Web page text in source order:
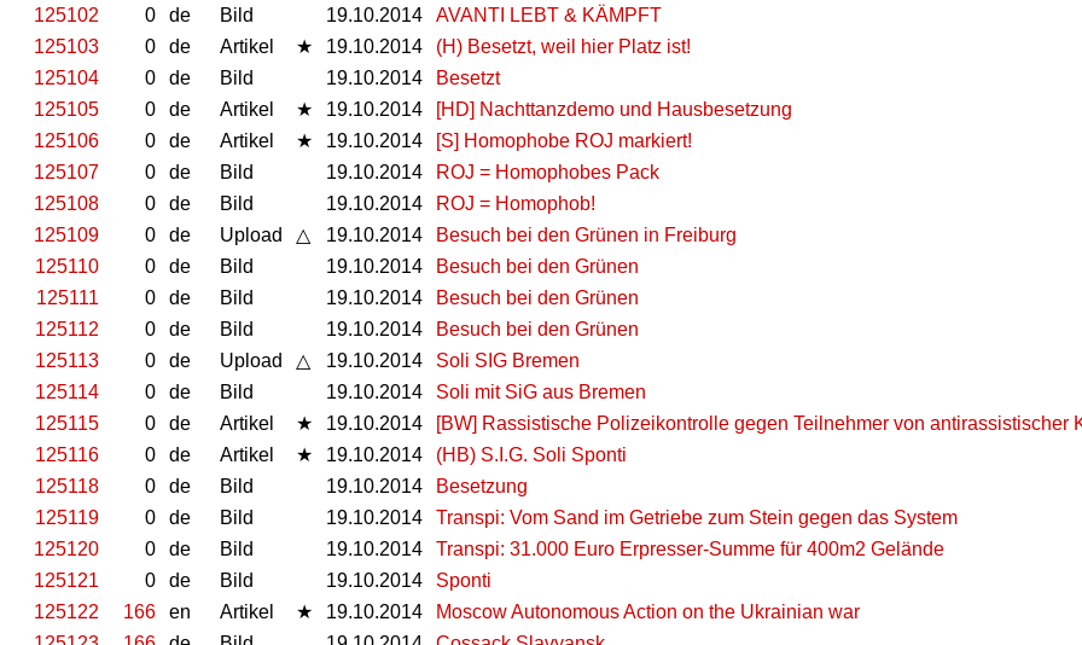
125102
0 de Bild 19.10.2014
AVANTI LEBT & KÄMPFT
125103
0 de Artikel ★ 19.10.2014
(H) Besetzt, weil hier Platz ist!
125104
0 de Bild 19.10.2014
Besetzt
125105
0 de Artikel ★ 19.10.2014
[HD] Nachttanzdemo und Hausbesetzung
125106
0 de Artikel ★ 19.10.2014
[S] Homophobe ROJ markiert!
125107
0 de Bild 19.10.2014
ROJ = Homophobes Pack
125108
0 de Bild 19.10.2014
ROJ = Homophob!
125109
0 de Upload △ 19.10.2014
Besuch bei den Grünen in Freiburg
125110
0 de Bild 19.10.2014
Besuch bei den Grünen
125111
0 de Bild 19.10.2014
Besuch bei den Grünen
125112
0 de Bild 19.10.2014
Besuch bei den Grünen
125113
0 de Upload △ 19.10.2014
Soli SIG Bremen
125114
0 de Bild 19.10.2014
Soli mit SiG aus Bremen
125115
0 de Artikel ★ 19.10.2014
[BW] Rassistische Polizeikontrolle gegen Teilnehmer von antirassistischer
125116
0 de Artikel ★ 19.10.2014
(HB) S.I.G. Soli Sponti
125118
0 de Bild 19.10.2014
Besetzung
125119
0 de Bild 19.10.2014
Transpi: Vom Sand im Getriebe zum Stein gegen das System
125120
0 de Bild 19.10.2014
Transpi: 31.000 Euro Erpresser-Summe für 400m2 Gelände
125121
0 de Bild 19.10.2014
Sponti
125122
166 en Artikel ★ 19.10.2014
Moscow Autonomous Action on the Ukrainian war